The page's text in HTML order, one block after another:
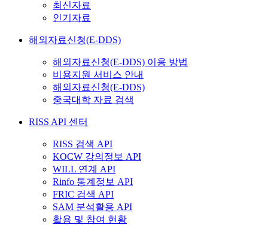
최신자료
인기자료
해외자료신청(E-DDS)
해외자료신청(E-DDS) 이용 방법
비용지원 서비스 안내
해외자료신청(E-DDS)
중국대학 자료 검색
RISS API 센터
RISS 검색 API
KOCW 강의정보 API
WILL 연계 API
Rinfo 통계정보 API
FRIC 검색 API
SAM 분석활용 API
활용 및 참여 현황